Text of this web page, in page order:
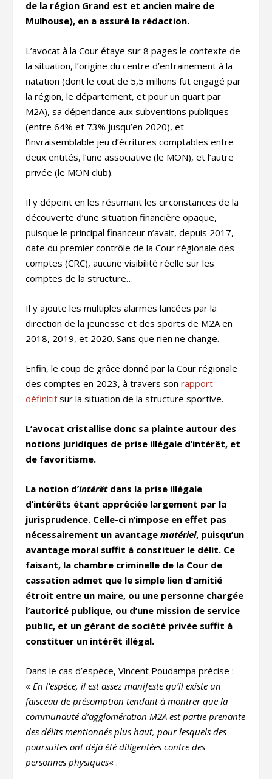
de la région Grand est et ancien maire de
Mulhouse), en a assuré la rédaction.
L’avocat à la Cour étaye sur 8 pages le contexte de
la situation, l’origine du centre d’entrainement à la
natation (dont le cout de 5,5 millions fut engagé par
la région, le département, et pour un quart par
M2A), sa dépendance aux subventions publiques
(entre 64% et 73% jusqu’en 2020), et
l’invraisemblable jeu d’écritures comptables entre
deux entités, l’une associative (le MON), et l’autre
privée (le MON club).
Il y dépeint en les résumant les circonstances de la
découverte d’une situation financière opaque,
puisque le principal financeur n’avait, depuis 2017,
date du premier contrôle de la Cour régionale des
comptes (CRC), aucune visibilité réelle sur les
comptes de la structure…
Il y ajoute les multiples alarmes lancées par la
direction de la jeunesse et des sports de M2A en
2018, 2019, et 2020. Sans que rien ne change.
Enfin, le coup de grâce donné par la Cour régionale
des comptes en 2023, à travers sonrapport
définitifsur la situation de la structure sportive.
L’avocat cristallise donc sa plainte autour des
notions juridiques de prise illégale d’intérêt, et
de favoritisme.
La notion d’intérêtdans la prise illégale
d’intérêts étant appréciée largement par la
jurisprudence. Celle-ci n’impose en effet pas
nécessairement un avantagematériel, puisqu’un
avantage moral suffit à constituer le délit. Ce
faisant, la chambre criminelle de la Cour de
cassation admet que le simple lien d’amitié
étroit entre un maire, ou une personne chargée
l’autorité publique, ou d’une mission de service
public, et un gérant de société privée suffit à
constituer un intérêt illégal.
Dans le cas d’espèce, Vincent Poudampa précise :
«En l’espèce, il est assez manifeste qu’il existe un
faisceau de présomption tendant à montrer que la
communauté d’agglomération M2A est partie prenante
des délits mentionnés plus haut, pour lesquels des
poursuites ont déjà été diligentées contre des
personnes physiques« .